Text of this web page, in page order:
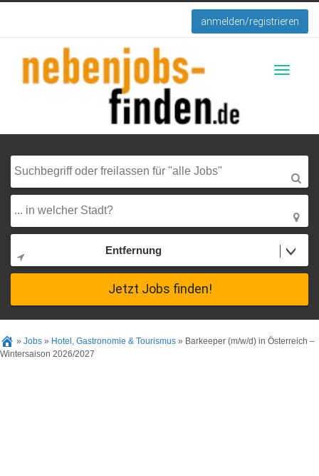
anmelden/registrieren
Entfernung
Jetzt Jobs finden!
» Jobs » Hotel, Gastronomie & Tourismus » Barkeeper (m/w/d) in Österreich –
Wintersaison 2026/2027